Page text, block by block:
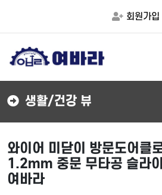
회원가입
생활/건강 뷰
와이어 미닫이 방문도어클
1.2mm 중문 무타공 슬라
여바라